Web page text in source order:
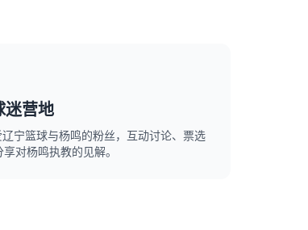
迷营地
宁篮球与杨鸣的粉丝，互动讨论、票选
对杨鸣执教的见解。